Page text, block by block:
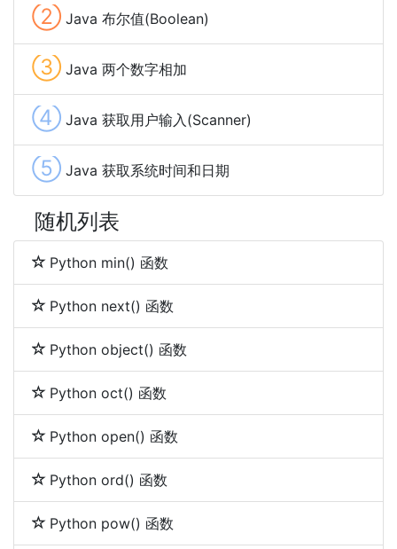
② Java 布尔值(Boolean)
③ Java 两个数字相加
④ Java 获取用户输入(Scanner)
⑤ Java 获取系统时间和日期
随机列表
Python min() 函数
Python next() 函数
Python object() 函数
Python oct() 函数
Python open() 函数
Python ord() 函数
Python pow() 函数